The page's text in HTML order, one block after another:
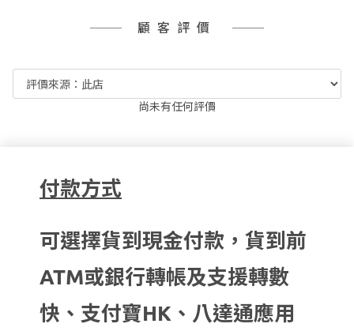
顧客評價
尚未有任何評價
付款方式
可選擇貨到現金付款，貨到前
ATM或銀行轉帳及支援轉數
快、支付寶HK、八達通應用